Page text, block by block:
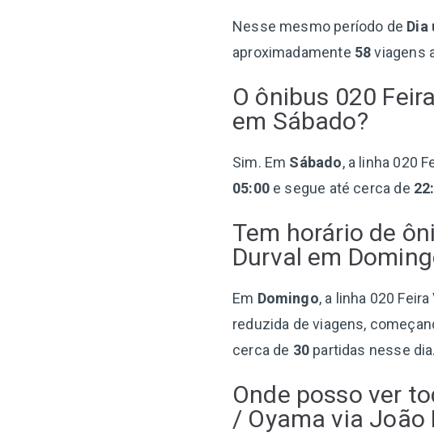
Nesse mesmo período de Dia
aproximadamente 58viagens
O ônibus 020
em Sábado?
Sim. Em Sábado, a linha 020
05:00e segue até cerca de
Tem horário de
Durval em
Em Domingo, a linha 020
reduzida de viagens,
cerca de 30 partidas nesse dia.
Onde posso ver
/ Oyama via João